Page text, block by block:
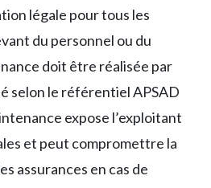
légale pour tous les
du personnel ou du
doit être réalisée par
selon le référentiel APSAD
expose l’exploitant
et peut compromettre la
assurances en cas de